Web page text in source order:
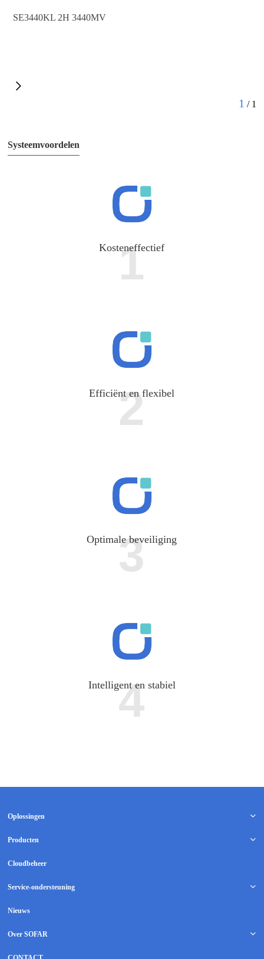
SE3440KL 2H 3440MV
1 / 1
Systeemvoordelen
1
Kosteneffectief
2
Efficiënt en flexibel
3
Optimale beveiliging
4
Intelligent en stabiel
Oplossingen
Producten
Cloudbeheer
Service-ondersteuning
Nieuws
Over SOFAR